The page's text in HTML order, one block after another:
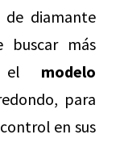
diamante
buscar más
el modelo
para
en sus